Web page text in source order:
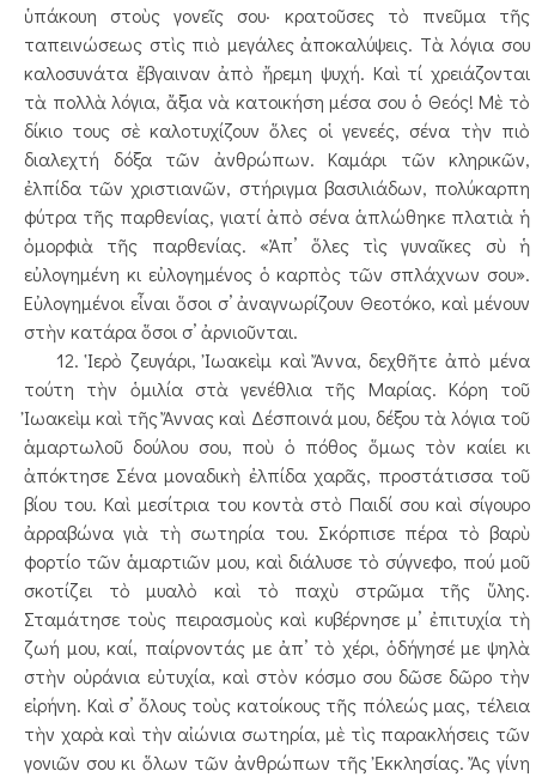
ὑπάκουη στοὺς γονεῖς σου· κρατοῦσες τὸ πνεῦμα τῆς
ταπεινώσεως στὶς πιὸ μεγάλες ἀποκαλύψεις. Τὰ λόγια σου
καλοσυνάτα ἔβγαιναν ἀπὸ ἤρεμη ψυχή. Καὶ τί χρειάζονται
τὰ πολλὰ λόγια, ἄξια νὰ κατοικήση μέσα σου ὁ Θεός! Μὲ τὸ
δίκιο τους σὲ καλοτυχίζουν ὅλες οἱ γενεές, σένα τὴν πιὸ
διαλεχτή δόξα τῶν ἀνθρώπων. Καμάρι τῶν κληρικῶν,
ἐλπίδα τῶν χριστιανῶν, στήριγμα βασιλιάδων, πολύκαρπη
φύτρα τῆς παρθενίας, γιατί ἀπὸ σένα ἁπλώθηκε πλατιὰ ἡ
ὀμορφιὰ τῆς παρθενίας. «Ἀπ’ ὅλες τὶς γυναῖκες σὺ ἡ
εὐλογημένη κι εὐλογημένος ὁ καρπὸς τῶν σπλάχνων σου».
Εὐλογημένοι εἶναι ὅσοι σ’ ἀναγνωρίζουν Θεοτόκο, καὶ μένουν
στὴν κατάρα ὅσοι σ’ ἀρνιοῦνται.
12. Ἱερὸ ζευγάρι, Ἰωακεὶμ καὶ Ἄννα, δεχθῆτε ἀπὸ μένα
τούτη τὴν ὁμιλία στὰ γενέθλια τῆς Μαρίας. Κόρη τοῦ
Ἰωακεὶμ καὶ τῆς Ἄννας καὶ Δέσποινά μου, δέξου τὰ λόγια τοῦ
ἁμαρτωλοῦ δούλου σου, ποὺ ὁ πόθος ὅμως τὸν καίει κι
ἀπόκτησε Σένα μοναδικὴ ἐλπίδα χαρᾶς, προστάτισσα τοῦ
βίου του. Καὶ μεσίτρια του κοντὰ στὸ Παιδί σου καὶ σίγουρο
ἀρραβώνα γιὰ τὴ σωτηρία του. Σκόρπισε πέρα τὸ βαρὺ
φορτίο τῶν ἁμαρτιῶν μου, καὶ διάλυσε τὸ σύγνεφο, πού μοῦ
σκοτίζει τὸ μυαλὸ καὶ τὸ παχὺ στρῶμα τῆς ὕλης.
Σταμάτησε τοὺς πειρασμοὺς καὶ κυβέρνησε μ’ ἐπιτυχία τὴ
ζωή μου, καί, παίρνοντάς με ἀπ’ τὸ χέρι, ὁδήγησέ με ψηλὰ
στὴν οὐράνια εὐτυχία, καὶ στὸν κόσμο σου δῶσε δῶρο τὴν
εἰρήνη. Καὶ σ’ ὅλους τοὺς κατοίκους τῆς πόλεώς μας, τέλεια
τὴν χαρὰ καὶ τὴν αἰώνια σωτηρία, μὲ τὶς παρακλήσεις τῶν
γονιῶν σου κι ὅλων τῶν ἀνθρώπων τῆς Ἐκκλησίας. Ἄς γίνη